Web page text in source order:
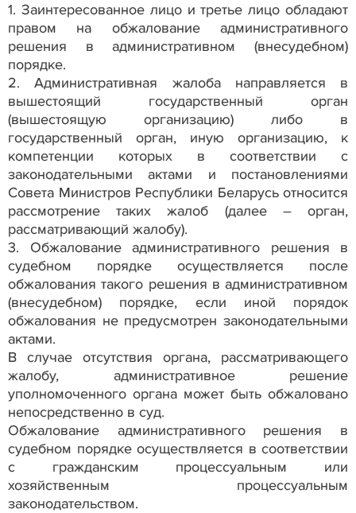
1. Заинтересованное лицо и третье лицо обладают
правом на обжалование административного
решения в административном (внесудебном)
порядке.
2. Административная жалоба направляется в
вышестоящий государственный орган
(вышестоящую организацию) либо в
государственный орган, иную организацию, к
компетенции которых в соответствии с
законодательными актами и постановлениями
Совета Министров Республики Беларусь относится
рассмотрение таких жалоб (далее – орган,
рассматривающий жалобу).
3. Обжалование административного решения в
судебном порядке осуществляется после
обжалования такого решения в административном
(внесудебном) порядке, если иной порядок
обжалования не предусмотрен законодательными
актами.
В случае отсутствия органа, рассматривающего
жалобу, административное решение
уполномоченного органа может быть обжаловано
непосредственно в суд.
Обжалование административного решения в
судебном порядке осуществляется в соответствии
с гражданским процессуальным или
хозяйственным процессуальным
законодательством.